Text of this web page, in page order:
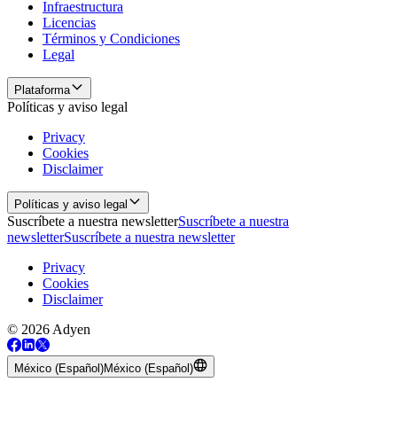
Infraestructura
Licencias
Términos y Condiciones
Legal
Plataforma
Políticas y aviso legal
Privacy
Cookies
Disclaimer
Políticas y aviso legal
Suscríbete a nuestra newsletterSuscríbete a nuestra
newsletterSuscríbete a nuestra newsletter
Privacy
Cookies
Disclaimer
© 2026 Adyen
México (Español)México (Español)